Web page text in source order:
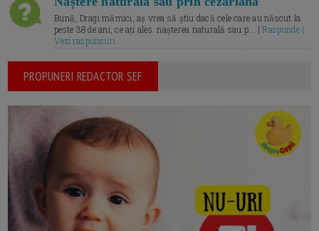
Bună, Dragi mămici, aș vrea să știu dacă cele care au născut la
peste 38 de ani, ce ați ales: nașterea naturală sau p... |Raspunde |
Vezi raspunsuri
PROPUNERI REDACTOR SEF